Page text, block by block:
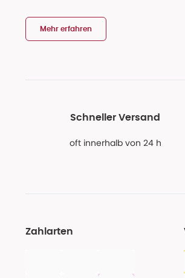
Mehr erfahren
Schneller Versand
oft innerhalb von 24 h
Zahlarten